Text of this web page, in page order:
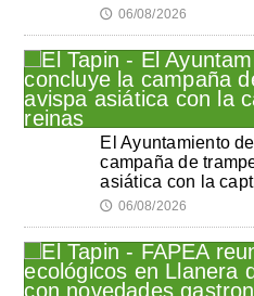
🕔 06/08/2026
El Ayuntamiento
campaña de
asiática con la
🕔 06/08/2026